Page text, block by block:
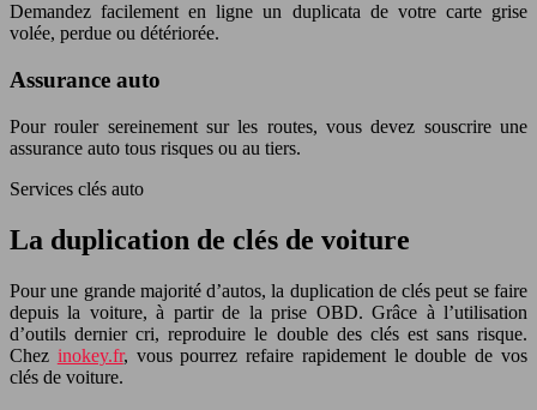
Demandez facilement en ligne un duplicata de votre carte grise
volée, perdue ou détériorée.
Assurance auto
Pour rouler sereinement sur les routes, vous devez souscrire une
assurance auto tous risques ou au tiers.
Services clés auto
La duplication de clés de voiture
Pour une grande majorité d’autos, la duplication de clés peut se faire
depuis la voiture, à partir de la prise OBD. Grâce à l’utilisation
d’outils dernier cri, reproduire le double des clés est sans risque.
Chez inokey.fr, vous pourrez refaire rapidement le double de vos
clés de voiture.